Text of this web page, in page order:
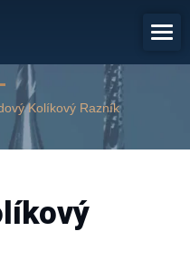
Kolíkový Razník